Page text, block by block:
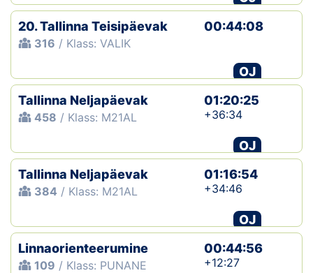
20. Tallinna Teisipäevak
316 / Klass: VALIK
00:44:08
OJ
Tallinna Neljapäevak
458 / Klass: M21AL
01:20:25
+36:34
OJ
Tallinna Neljapäevak
384 / Klass: M21AL
01:16:54
+34:46
OJ
Linnaorienteerumine
109 / Klass: PUNANE
00:44:56
+12:27